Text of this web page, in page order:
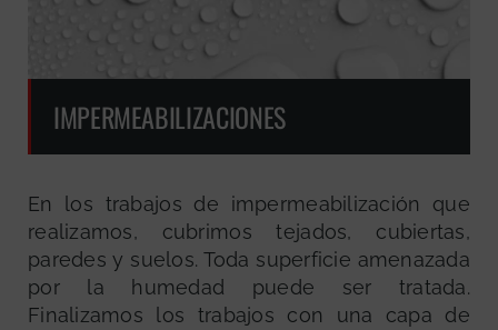
IMPERMEABILIZACIONES
En los trabajos de impermeabilización que
realizamos, cubrimos tejados, cubiertas,
paredes y suelos. Toda superficie amenazada
por la humedad puede ser tratada.
Finalizamos los trabajos con una capa de